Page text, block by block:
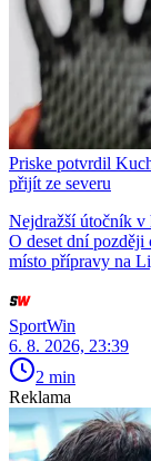
Priske potvrdil
přijít ze severu
Nejdražší útočník v
O deset dní
místo přípravy na
SportWin
6. 8. 2026, 23:39
2 min
Reklama